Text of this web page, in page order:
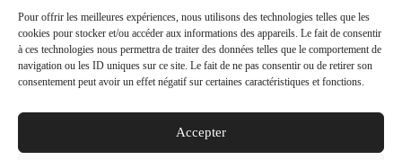
Pour offrir les meilleures expériences, nous utilisons des technologies telles que les
cookies pour stocker et/ou accéder aux informations des appareils. Le fait de consentir
à ces technologies nous permettra de traiter des données telles que le comportement de
navigation ou les ID uniques sur ce site. Le fait de ne pas consentir ou de retirer son
consentement peut avoir un effet négatif sur certaines caractéristiques et fonctions.
Accepter
réalisations
Share This